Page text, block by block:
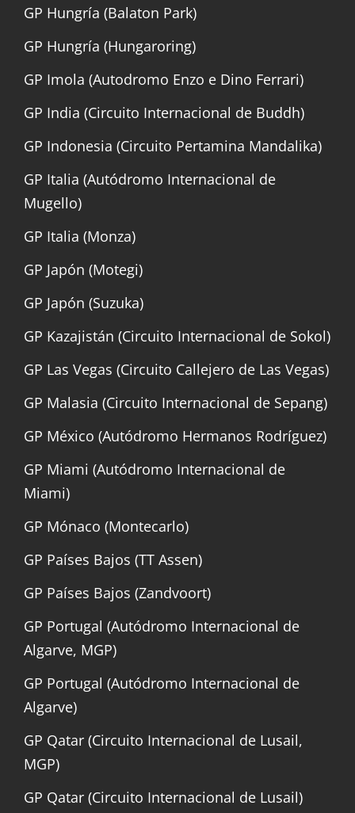
GP Hungría (Balaton Park)
GP Hungría (Hungaroring)
GP Imola (Autodromo Enzo e Dino Ferrari)
GP India (Circuito Internacional de Buddh)
GP Indonesia (Circuito Pertamina Mandalika)
GP Italia (Autódromo Internacional de
Mugello)
GP Italia (Monza)
GP Japón (Motegi)
GP Japón (Suzuka)
GP Kazajistán (Circuito Internacional de Sokol)
GP Las Vegas (Circuito Callejero de Las Vegas)
GP Malasia (Circuito Internacional de Sepang)
GP México (Autódromo Hermanos Rodríguez)
GP Miami (Autódromo Internacional de
Miami)
GP Mónaco (Montecarlo)
GP Países Bajos (TT Assen)
GP Países Bajos (Zandvoort)
GP Portugal (Autódromo Internacional de
Algarve, MGP)
GP Portugal (Autódromo Internacional de
Algarve)
GP Qatar (Circuito Internacional de Lusail,
MGP)
GP Qatar (Circuito Internacional de Lusail)